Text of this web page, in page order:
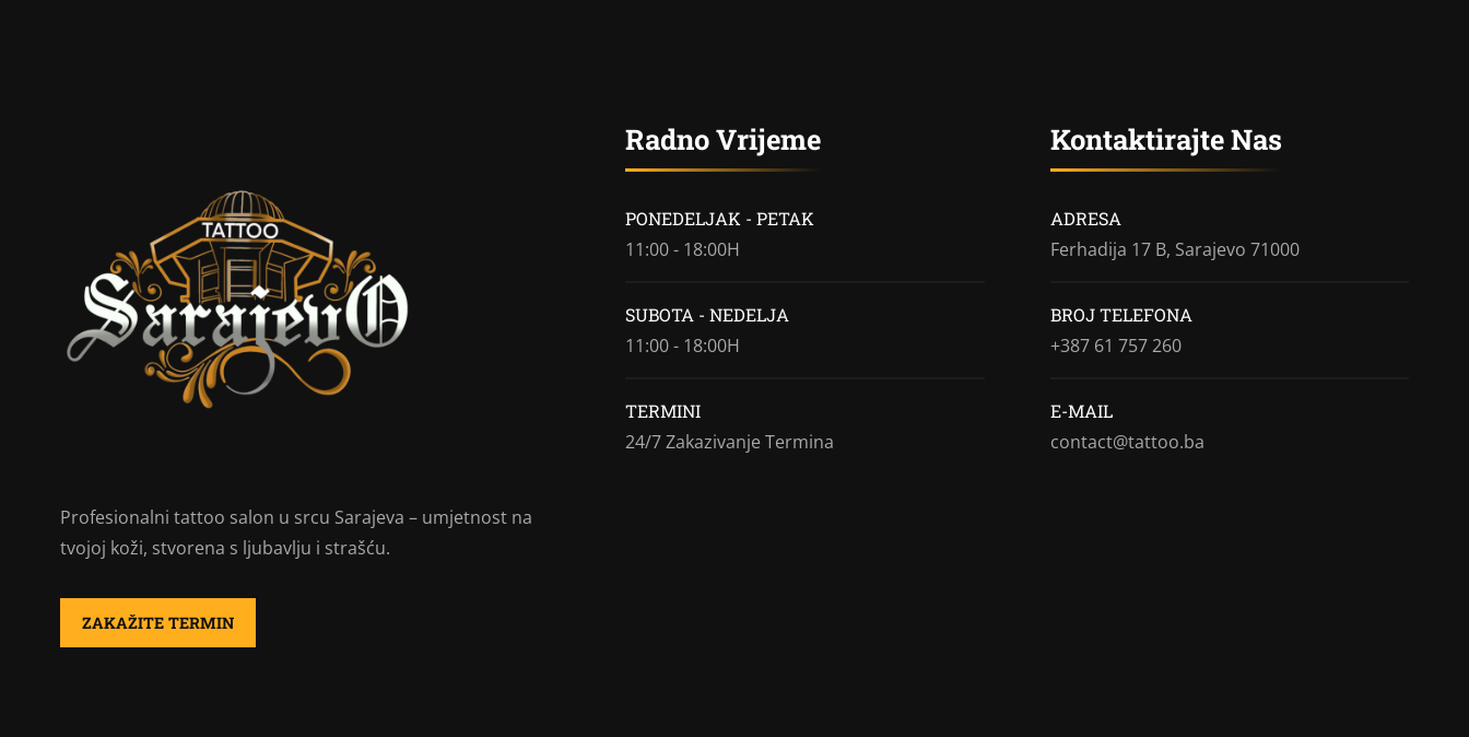
Profesionalni tattoo salon u srcu Sarajeva – umjetnost na
tvojoj koži, stvorena s ljubavlju i strašću.
ZAKAŽITE TERMIN
Radno Vrijeme
PONEDELJAK - PETAK
11:00 - 18:00H
SUBOTA - NEDELJA
11:00 - 18:00H
TERMINI
24/7 Zakazivanje Termina
Kontaktirajte Nas
ADRESA
Ferhadija 17 B, Sarajevo 71000
BROJ TELEFONA
+387 61 757 260
E-MAIL
contact@tattoo.ba